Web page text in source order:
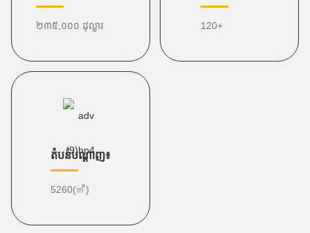
២៣៥,០០០ ដុល្លារ 120+
តំបន់បណ្តាញ៖
5260(㎡)